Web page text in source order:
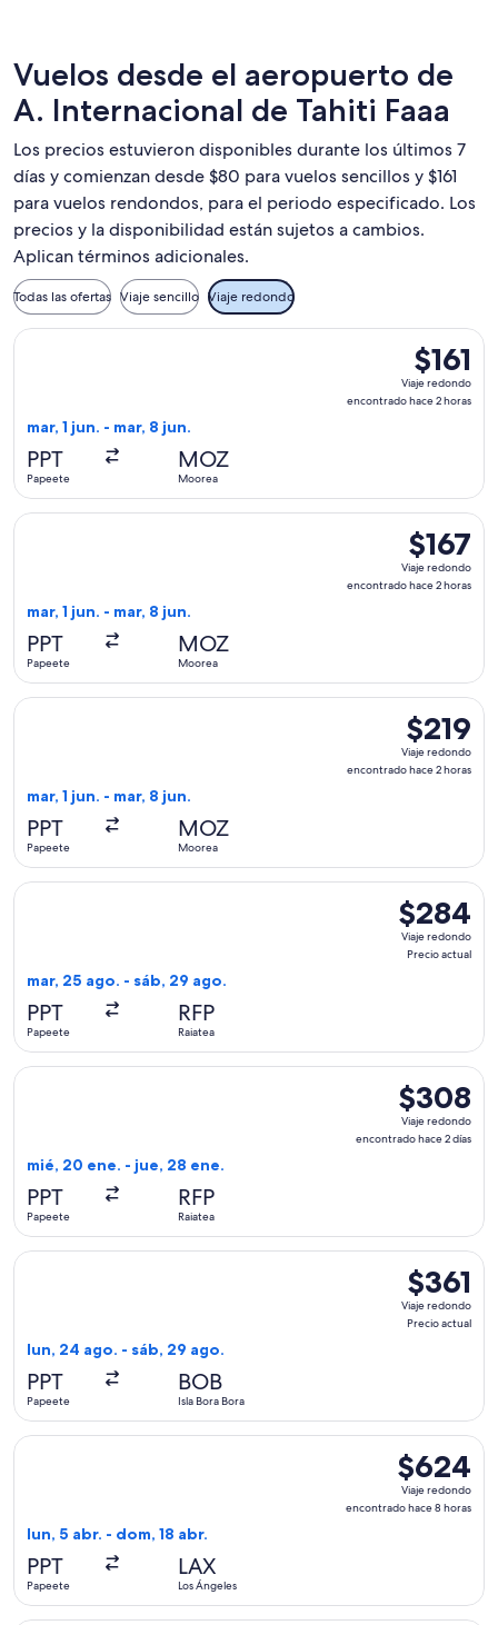
Vuelos desde el aeropuerto de
A. Internacional de Tahiti Faaa
Los precios estuvieron disponibles durante los últimos 7
días y comienzan desde $80 para vuelos sencillos y $161
para vuelos rendondos, para el periodo especificado. Los
precios y la disponibilidad están sujetos a cambios.
Aplican términos adicionales.
Todas las ofertas Viaje sencillo Viaje redondo
$161
Viaje
redondo,
$161
Viaje redondo
encontrado hace 2 horas
mar, 1 jun. - mar, 8 jun.
PPT
Papeete
MOZ
Moorea
Seleccionar vuelo de Air Tahiti, con salida el mar, 1 jun.
$167
Viaje
redondo,
$167
Viaje redondo
encontrado hace 2 horas
mar, 1 jun. - mar, 8 jun.
PPT
Papeete
MOZ
Moorea
Seleccionar vuelo de Air Moana, con salida el mar, 1 jun.
$219
Viaje
redondo,
$219
Viaje redondo
encontrado hace 2 horas
mar, 1 jun. - mar, 8 jun.
PPT
Papeete
MOZ
Moorea
Seleccionar vuelo de Air Tahiti, con salida el mar, 1 jun.
$284
Viaje
redondo,
$284
Viaje redondo
Precio actual
mar, 25 ago. - sáb, 29 ago.
PPT
Papeete
RFP
Raiatea
Seleccionar vuelo de Air Tahiti, con salida el mar, 25 ago.
$308
Viaje
redondo,
$308
Viaje redondo
encontrado hace 2 días
mié, 20 ene. - jue, 28 ene.
PPT
Papeete
RFP
Raiatea
Seleccionar vuelo de Air Tahiti, con salida el mié, 20 ene.
$361
Viaje
redondo,
$361
Viaje redondo
Precio actual
lun, 24 ago. - sáb, 29 ago.
PPT
Papeete
BOB
Isla Bora Bora
Seleccionar vuelo de Air Tahiti, con salida el lun, 24 ago.
$624
Viaje
redondo,
$624
Viaje redondo
encontrado hace 8 horas
lun, 5 abr. - dom, 18 abr.
PPT
Papeete
LAX
Los Ángeles
Seleccionar vuelo de French bee, con salida el lun, 5 abr.